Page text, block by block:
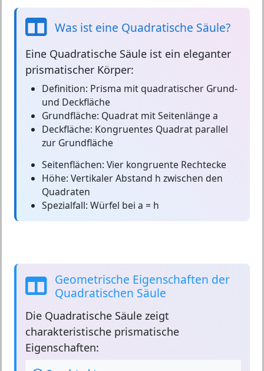
Was ist eine Quadratische Säule?
Eine Quadratische Säule ist ein eleganter
prismatischer Körper:
Definition: Prisma mit quadratischer Grund-
und Deckfläche
Grundfläche: Quadrat mit Seitenlänge a
Deckfläche: Kongruentes Quadrat parallel
zur Grundfläche
Seitenflächen: Vier kongruente Rechtecke
Höhe: Vertikaler Abstand h zwischen den
Quadraten
Spezialfall: Würfel bei a = h
Geometrische Eigenschaften der
Quadratischen Säule
Die Quadratische Säule zeigt
charakteristische prismatische
Eigenschaften: